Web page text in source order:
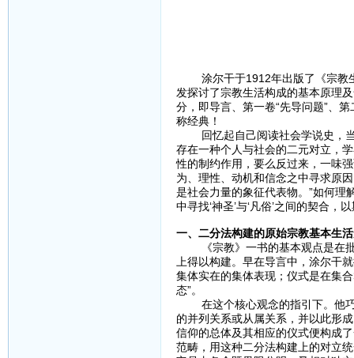
涂尔干于1912年出版了《宗教生
发探讨了宗教生活构成的基本原理
分，即导言、第一卷“先导问题”、
称经典！
回忆起自己阅读社会学说史，当
存在一种个人与社会的二元对立，
性的制约作用，要么反过来，一味
为、理性、动机和信念之中寻求原
是社会力量的象征代表物。”如何理
中寻找‘神圣’与‘凡俗’之间的契合
一、二分法构建的原始宗教基本生
《宗教》一书的基本观点是在批
上得以构建。早在导言中，涂尔干
集体实在的集体表现；仪式是在集
态”。
在这个核心观念的指引下。他巧
的并列关系或从属关系，并以此形
信仰的总体及其相应的仪式便构成
范畴，用这种二分法构建上的对立